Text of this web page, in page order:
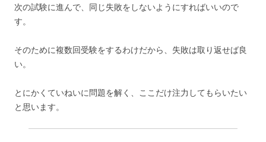
次の試験に進んで、同じ失敗をしないようにすればいいので
す。
そのために複数回受験をするわけだから、失敗は取り返せば良
い。
とにかくていねいに問題を解く、ここだけ注力してもらいたい
と思います。